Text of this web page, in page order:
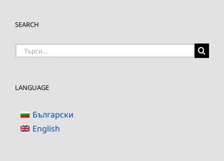
SEARCH
Търсене
LANGUAGE
Български
English